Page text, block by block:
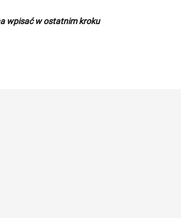
wpisać w ostatnim kroku